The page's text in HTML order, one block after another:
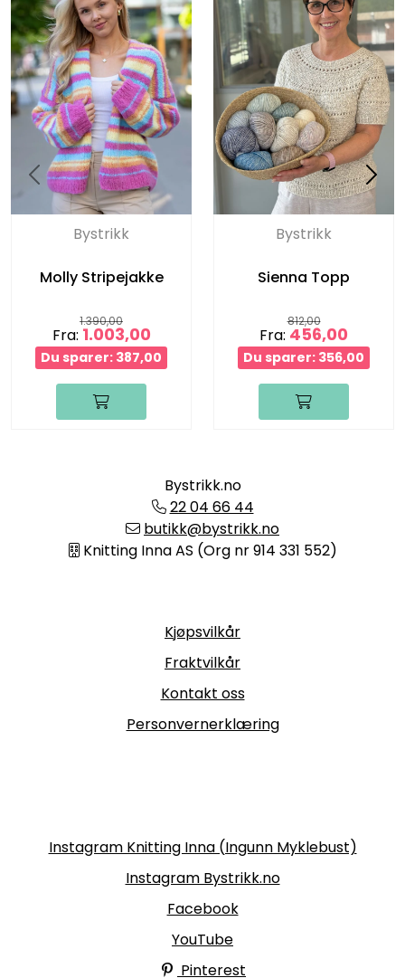
Bystrikk
Molly Stripejakke
1.390,00
Fra: 1.003,00
Du sparer: 387,00
Bystrikk
Sienna Topp
812,00
Fra: 456,00
Du sparer: 356,00
Bystrikk.no
22 04 66 44
butikk@bystrikk.no
Knitting Inna AS (Org nr 914 331 552)
Kjøpsvilkår
Fraktvilkår
Kontakt oss
Personvernerklæring
Instagram Knitting Inna (Ingunn Myklebust)
Instagram Bystrikk.no
Facebook
YouTube
Pinterest